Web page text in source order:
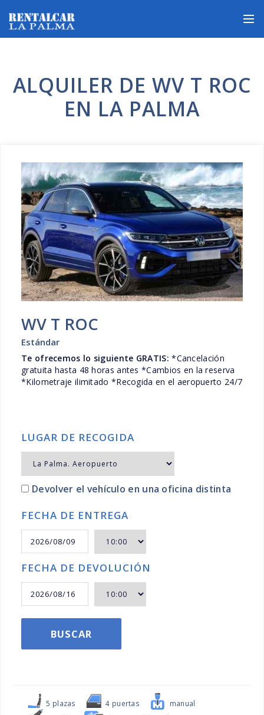
ALQUILER DE WV T ROC
EN LA PALMA
WV T ROC
Estándar
Te ofrecemos lo siguiente GRATIS: *Cancelación
gratuita hasta 48 horas antes *Cambios en la reserva
*Kilometraje ilimitado *Recogida en el aeropuerto 24/7
LUGAR DE RECOGIDA
Devolver el vehículo en una oficina distinta
FECHA DE ENTREGA
FECHA DE DEVOLUCIÓN
BUSCAR
5 plazas 4 puertas
manual